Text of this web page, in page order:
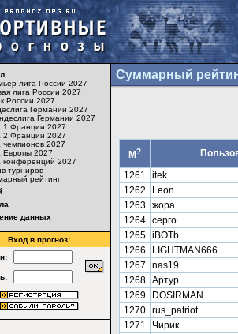
лига России 2027
лига России 2027
России 2027
Германии 2027
Германии 2027
1 Франции 2027
2 Франции 2027
чемпионов 2027
Европы 2027
конференций 2027
турниров
рейтинг
данных
Вход в прогноз:
Суммарный
М?
1261
itek
1262
Leon
1263 жора
1264 серго
1265 iBOTb
1266
LIGHTMAN666
1267
nas19
1268 Артур
1269
DOSIRMAN
1270 rus_patriot
1271
Чирик